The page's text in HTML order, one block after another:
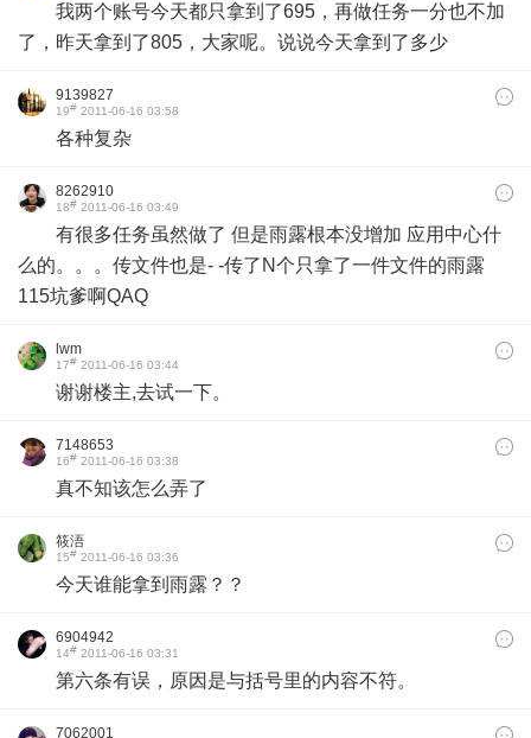
我两个账号今天都只拿到了695，再做任务一分也不加
了，昨天拿到了805，大家呢。说说今天拿到了多少
9139827
19# 2011-06-16 03:58
各种复杂
8262910
18# 2011-06-16 03:49
有很多任务虽然做了 但是雨露根本没增加 应用中心什
么的。。。传文件也是- -传了N个只拿了一件文件的雨露
115坑爹啊QAQ
lwm
17# 2011-06-16 03:44
谢谢楼主,去试一下。
7148653
16# 2011-06-16 03:38
真不知该怎么弄了
筱浯
15# 2011-06-16 03:36
今天谁能拿到雨露？？
6904942
14# 2011-06-16 03:31
第六条有误，原因是与括号里的内容不符。
7062001